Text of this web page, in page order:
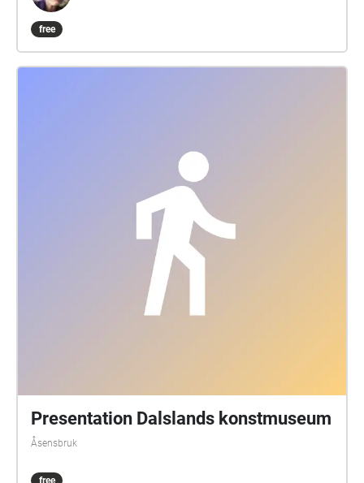
free
Presentation Dalslands konstmuseum
Åsensbruk
free